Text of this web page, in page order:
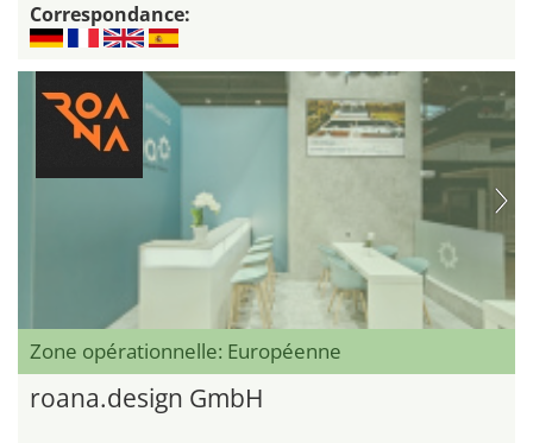
Correspondance:
Zone opérationnelle: Européenne
roana.design GmbH